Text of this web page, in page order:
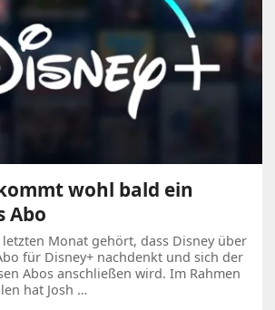
wohl bald ein
Abo
Monat gehört, dass Disney über
für Disney+ nachdenkt und sich der
Abos anschließen wird. Im Rahmen
hat Josh …